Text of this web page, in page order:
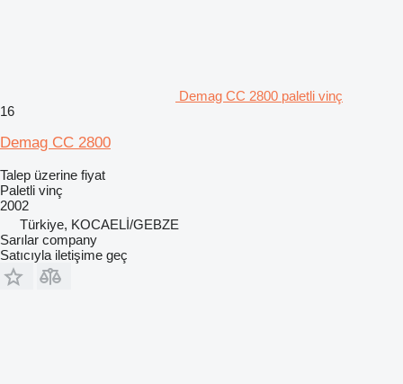
Demag CC 2800 paletli vinç
16
Demag CC 2800
Talep üzerine fiyat
Paletli vinç
2002
Türkiye, KOCAELİ/GEBZE
Sarılar company
Satıcıyla iletişime geç